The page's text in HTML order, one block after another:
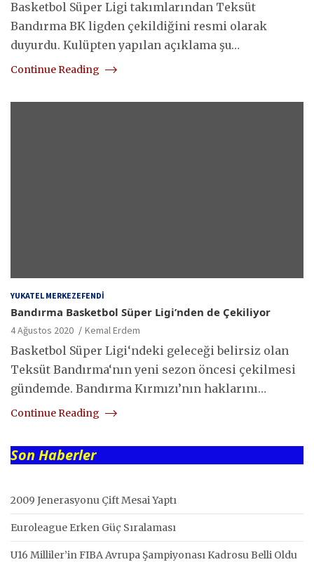
Basketbol Süper Ligi takımlarından Teksüt
Bandırma BK ligden çekildiğini resmi olarak
duyurdu. Kulüpten yapılan açıklama şu…
Continue Reading
YUKATEL MERKEZEFENDI
Bandırma Basketbol Süper Ligi’nden de Çekiliyor
4 Ağustos 2020 Kemal Erdem
Basketbol Süper Ligi‘ndeki geleceği belirsiz olan
Teksüt Bandırma‘nın yeni sezon öncesi çekilmesi
gündemde. Bandırma Kırmızı’nın haklarını…
Continue Reading
Son Haberler
2009 Jenerasyonu Çift Mesai Yaptı
Euroleague Erken Güç Sıralaması
U16 Milliler’in FIBA Avrupa Şampiyonası Kadrosu Belli Oldu